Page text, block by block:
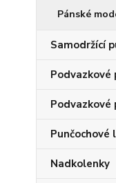
Pánské
Samodržící
Podvazkové
Podvazkové
Punčochové
Nadkolenky